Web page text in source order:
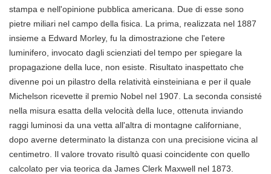
stampa e nell'opinione pubblica americana. Due di esse sono
pietre miliari nel campo della fisica. La prima, realizzata nel 1887
insieme a Edward Morley, fu la dimostrazione che l'etere
luminifero, invocato dagli scienziati del tempo per spiegare la
propagazione della luce, non esiste. Risultato inaspettato che
divenne poi un pilastro della relatività einsteiniana e per il quale
Michelson ricevette il premio Nobel nel 1907. La seconda consisté
nella misura esatta della velocità della luce, ottenuta inviando
raggi luminosi da una vetta all'altra di montagne californiane,
dopo averne determinato la distanza con una precisione vicina al
centimetro. Il valore trovato risultò quasi coincidente con quello
calcolato per via teorica da James Clerk Maxwell nel 1873.